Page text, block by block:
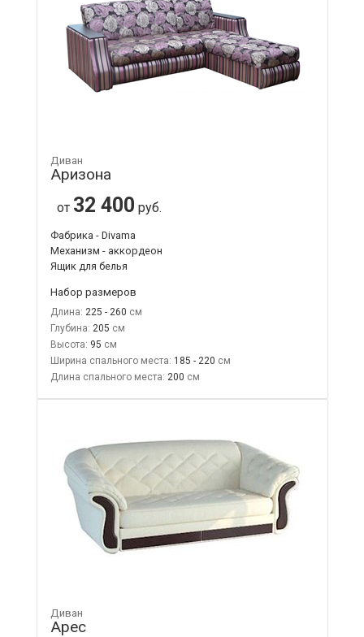
Диван
Аризона
от 32 400 руб.
Фабрика - Divama
Механизм - аккордеон
Ящик для белья
Набор размеров
Длина: 225 - 260
Глубина: 205
Высота: 95
Ширина спального места: 185 - 220
Длина спального места: 200
Диван
Арес